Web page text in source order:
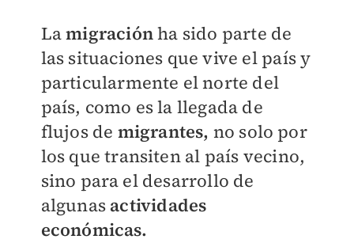
Lamigraciónha sido parte de
las situaciones que vive el país y
particularmente el norte del
país, como es la llegada de
flujos de migrantes, no solo por
los que transiten al país vecino,
sino para el desarrollo de
algunas actividades
económicas.